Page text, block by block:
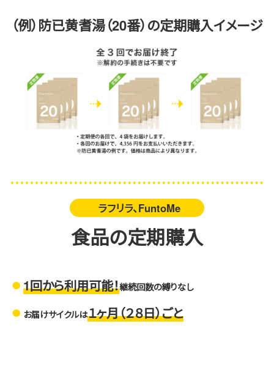
（例）防已黄耆湯（20番）の定期購入イメージ
ラフリラ、FuntoMe
食品の定期購入
1回から利用可能！継続回数の縛りなし
お届けサイクルは１ヶ月（２８日）ごと